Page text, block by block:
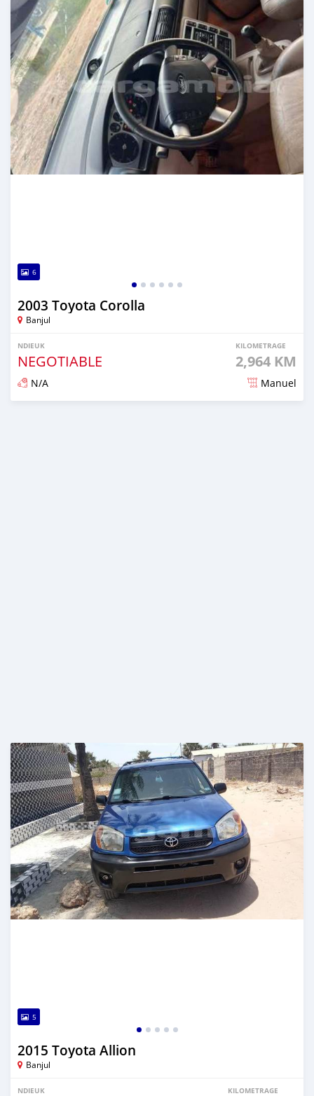
6
2003 Toyota Corolla
Banjul
NDIEUK
NEGOTIABLE
KILOMETRAGE
2,964 KM
N/A Manuel
5
2015 Toyota Allion
Banjul
NDIEUK KILOMETRAGE